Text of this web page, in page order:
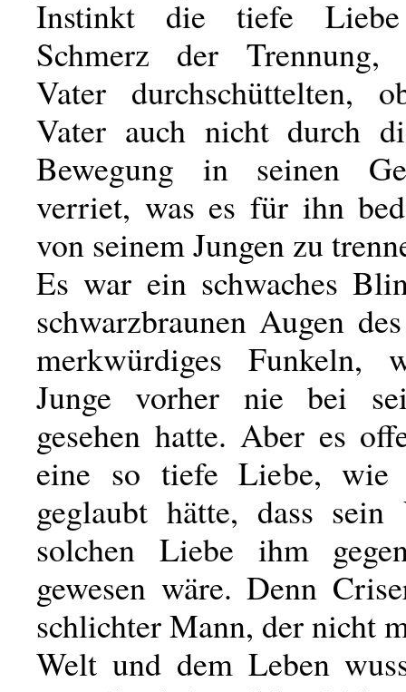
Instinkt die tiefe
Schmerz der Trennung,
Vater durchschüttelten,
Vater auch nicht durch
Bewegung in seinen
verriet, was es für ihn
von seinem Jungen zu
Es war ein schwaches
schwarzbraunen Augen
merkwürdiges Funkeln,
Junge vorher nie bei
gesehen hatte. Aber es
eine so tiefe Liebe, wie
geglaubt hätte, dass sein
solchen Liebe ihm
gewesen wäre. Denn
schlichter Mann, der nicht
Welt und dem Leben